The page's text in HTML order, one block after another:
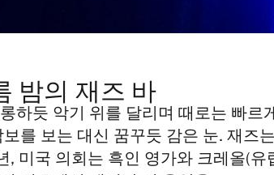
밤의 재즈 바
하듯 악기 위를 달리며 때로는 빠르
보를 보는 대신 꿈꾸듯 감은 눈. 재즈
, 미국 의회는 흑인 영가와 크레올(유